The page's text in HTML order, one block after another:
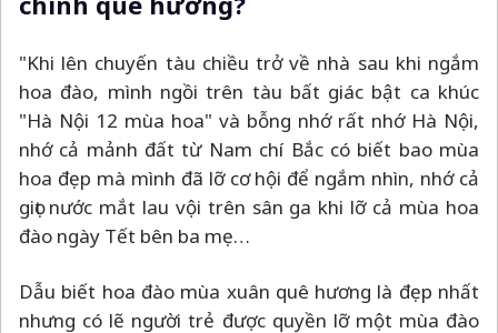
"Khi lên chuyến tàu chiều trở về nhà sau khi ngắm
hoa đào, mình ngồi trên tàu bất giác bật ca khúc
"Hà Nội 12 mùa hoa" và bỗng nhớ rất nhớ Hà Nội,
nhớ cả mảnh đất từ Nam chí Bắc có biết bao mùa
hoa đẹp mà mình đã lỡ cơ hội để ngắm nhìn, nhớ cả
giọt nước mắt lau vội trên sân ga khi lỡ cả mùa hoa
đào ngày Tết bên ba mẹ…
Dẫu biết hoa đào mùa xuân quê hương là đẹp nhất
nhưng có lẽ người trẻ được quyền lỡ một mùa đào